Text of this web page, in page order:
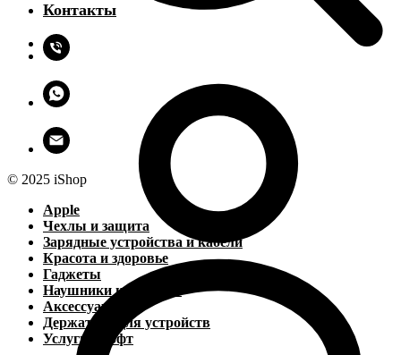
Контакты
© 2025 iShop
Apple
Чехлы и защита
Зарядные устройства и кабели
Красота и здоровье
Гаджеты
Наушники и колонки
Аксессуары
Держатели для устройств
Услуги и софт